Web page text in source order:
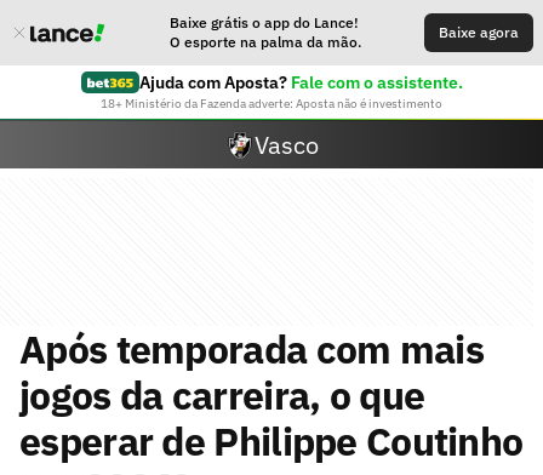
Baixe grátis o app do Lance!
O esporte na palma da mão.
Baixe agora
Ajuda com Aposta? Fale com o assistente.
18+ Ministério da Fazenda adverte: Aposta não é investimento
Vasco
Após temporada com mais
jogos da carreira, o que
esperar de Philippe Coutinho